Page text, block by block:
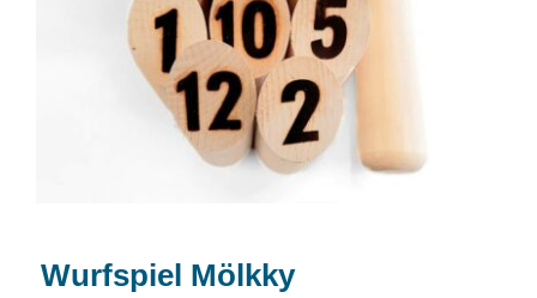
Wurfspiel Mölkky
Wurfspiel Mölkky